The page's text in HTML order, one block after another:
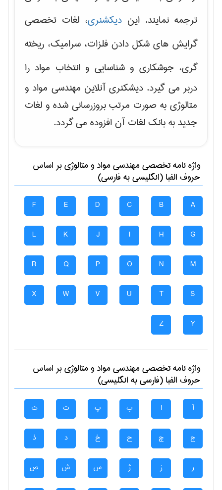
ترجمه نمایند. این دیکشنری، لغات تخصصی
گرایش های شکل دادن فلزات، سرامیک، ریخته
گری، جوشکاری و شناسایی و انتخاب مواد را
دربر می گیرد. دیشکنری آنلاین مهندسی مواد و
متالوژی به صورت مرتب بروزرسانی شده و لغات
جدید به بانک لغات آن افزوده می گردد.
واژه نامه تخصصیمهندسی مواد و متالوژیبر اساس
حروف الفبا (انگلیسی به فارسی)
A
B
C
D
E
F
G
H
I
J
K
L
M
N
O
P
Q
R
S
T
U
V
W
X
Y
Z
واژه نامه تخصصیمهندسی مواد و متالوژیبر اساس
حروف الفبا (فارسی به انگلیسی)
آ ا ب پ ت ث
ج چ ح خ د ذ
ر ز ژ س ش ص